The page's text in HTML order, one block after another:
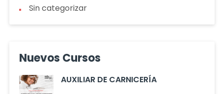
Sin categorizar
Nuevos Cursos
AUXILIAR DE CARNICERÍA